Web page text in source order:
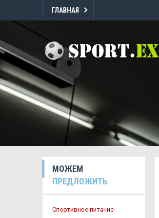
ГЛАВНАЯ
МОЖЕМ
ПРЕДЛОЖИТЬ
Спортивное питание